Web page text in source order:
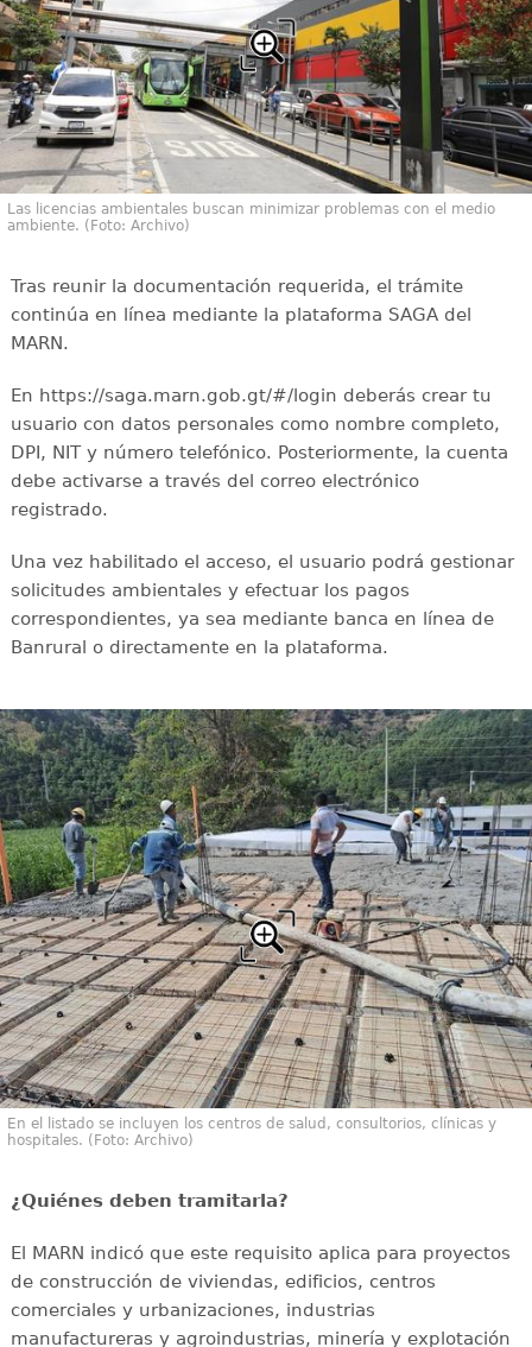
Las licencias ambientales buscan minimizar problemas con el medio
ambiente. (Foto: Archivo)
Tras reunir la documentación requerida, el trámite
continúa en línea mediante la plataforma SAGA del
MARN.
En https://saga.marn.gob.gt/#/login deberás crear tu
usuario con datos personales como nombre completo,
DPI, NIT y número telefónico. Posteriormente, la cuenta
debe activarse a través del correo electrónico
registrado.
Una vez habilitado el acceso, el usuario podrá gestionar
solicitudes ambientales y efectuar los pagos
correspondientes, ya sea mediante banca en línea de
Banrural o directamente en la plataforma.
En el listado se incluyen los centros de salud, consultorios, clínicas y
hospitales. (Foto: Archivo)
¿Quiénes deben tramitarla?
El MARN indicó que este requisito aplica para proyectos
de construcción de viviendas, edificios, centros
comerciales y urbanizaciones, industrias
manufactureras y agroindustrias, minería y explotación